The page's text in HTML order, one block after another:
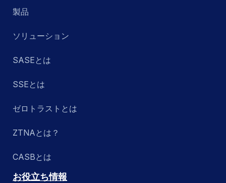
製品
ソリューション
SASEとは
SSEとは
ゼロトラストとは
ZTNAとは？
CASBとは
お役立ち情報